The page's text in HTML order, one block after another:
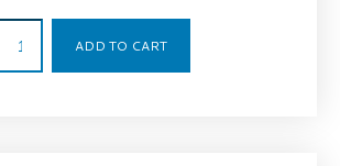
ADD TO CART